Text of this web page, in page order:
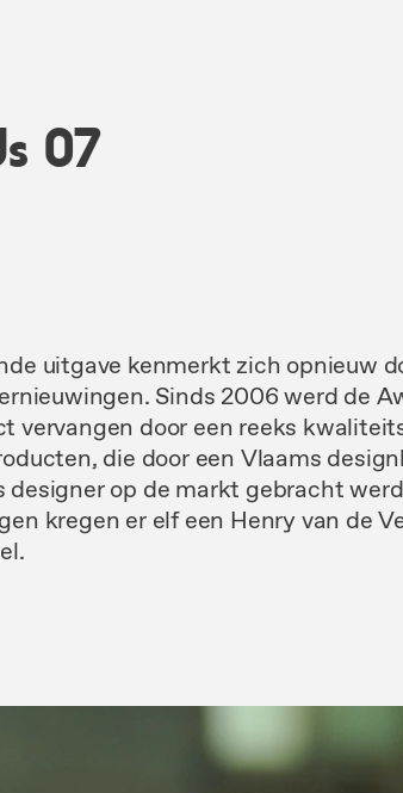
07
uitgave kenmerkt zich opnieuw
Sinds 2006 werd de
vervangen door een reeks
die door een Vlaams
designer op de markt gebracht
kregen er elf een Henry van de